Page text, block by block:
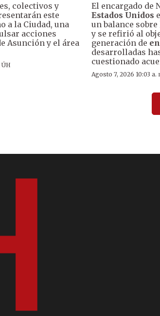
colectivos y
este
a la Ciudad, una
acciones
Asunción y el área
El encargado de
Estados Unidos
un balance
y se refirió al
generación de
desarrolladas
cuestionado
Agosto 7, 2026 10:03 a.